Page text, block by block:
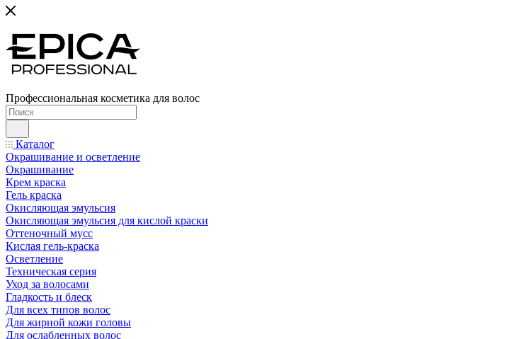
Профессиональная косметика для волос
Каталог
Окрашивание и осветление
Окрашивание
Крем краска
Гель краска
Окисляющая эмульсия
Окисляющая эмульсия для кислой краски
Оттеночный мусс
Кислая гель-краска
Осветление
Техническая серия
Уход за волосами
Гладкость и блеск
Для всех типов волос
Для жирной кожи головы
Для ослабленных волос